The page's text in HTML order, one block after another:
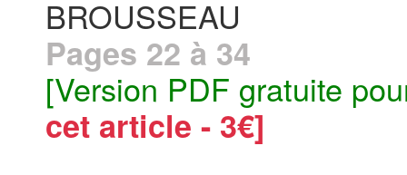
BROUSSEAU
Pages 22 à 34
[Version PDF gratuite
cet article - 3€]